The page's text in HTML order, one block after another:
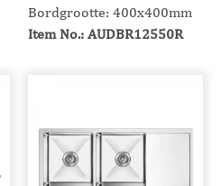
Bordgrootte: 400x400mm
Item No.: AUDBR12550R